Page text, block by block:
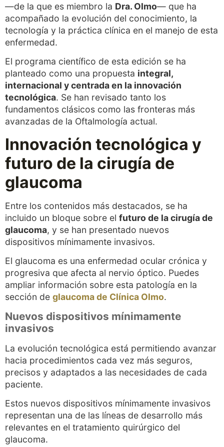
—de la que es miembro la Dra. Olmo— que ha
acompañado la evolución del conocimiento, la
tecnología y la práctica clínica en el manejo de esta
enfermedad.
El programa científico de esta edición se ha
planteado como una propuesta integral,
internacional y centrada en la innovación
tecnológica. Se han revisado tanto los
fundamentos clásicos como las fronteras más
avanzadas de la Oftalmología actual.
Innovación tecnológica y
futuro de la cirugía de
glaucoma
Entre los contenidos más destacados, se ha
incluido un bloque sobre el futuro de la cirugía de
glaucoma, y se han presentado nuevos
dispositivos mínimamente invasivos.
El glaucoma es una enfermedad ocular crónica y
progresiva que afecta al nervio óptico. Puedes
ampliar información sobre esta patología en la
sección de glaucoma de Clínica Olmo.
Nuevos dispositivos mínimamente
invasivos
La evolución tecnológica está permitiendo avanzar
hacia procedimientos cada vez más seguros,
precisos y adaptados a las necesidades de cada
paciente.
Estos nuevos dispositivos mínimamente invasivos
representan una de las líneas de desarrollo más
relevantes en el tratamiento quirúrgico del
glaucoma.